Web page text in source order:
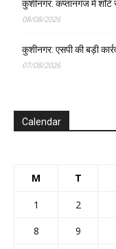
कुशीनगर: कप्तानगंज में
08/08/2026
कुशीनगर: एसपी की बड़ी
07/08/2026
Calendar
M T
1 2
8
9